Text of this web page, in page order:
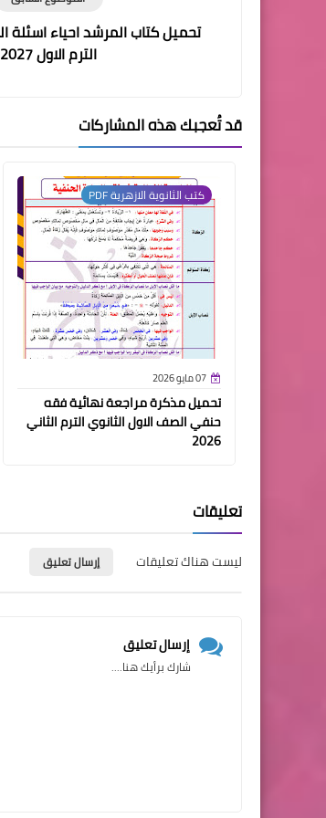
تحميل كتاب المرشد احياء اسئلة
الترم الاول 2027
قد تُعجبك هذه المشاركات
كتب الثانوية الازهرية PDF
07 مايو 2026
تحميل مذكرة مراجعة نهائية فقه
حنفي الصف الاول الثانوي الترم الثاني
2026
تعليقات
ليست هناك تعليقات إرسال تعليق
إرسال تعليق
شارك برأيك هنا....